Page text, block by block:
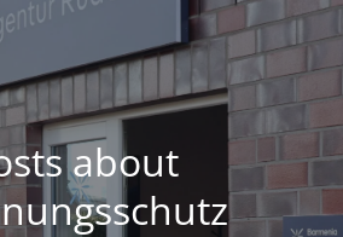
about